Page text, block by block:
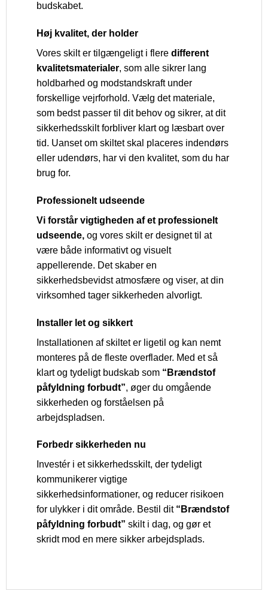
budskabet.
Høj kvalitet, der holder
Vores skilt er tilgængeligt i flere different
kvalitetsmaterialer, som alle sikrer lang
holdbarhed og modstandskraft under
forskellige vejrforhold. Vælg det materiale,
som bedst passer til dit behov og sikrer, at dit
sikkerhedsskilt forbliver klart og læsbart over
tid. Uanset om skiltet skal placeres indendørs
eller udendørs, har vi den kvalitet, som du har
brug for.
Professionelt udseende
Vi forstår vigtigheden af et professionelt
udseende, og vores skilt er designet til at
være både informativt og visuelt
appellerende. Det skaber en
sikkerhedsbevidst atmosfære og viser, at din
virksomhed tager sikkerheden alvorligt.
Installer let og sikkert
Installationen af skiltet er ligetil og kan nemt
monteres på de fleste overflader. Med et så
klart og tydeligt budskab som “Brændstof
påfyldning forbudt”, øger du omgående
sikkerheden og forståelsen på
arbejdspladsen.
Forbedr sikkerheden nu
Investér i et sikkerhedsskilt, der tydeligt
kommunikerer vigtige
sikkerhedsinformationer, og reducer risikoen
for ulykker i dit område. Bestil dit “Brændstof
påfyldning forbudt” skilt i dag, og gør et
skridt mod en mere sikker arbejdsplads.